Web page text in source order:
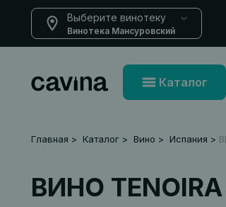
Выберите винотеку
Винотека Мансуровский
Каталог
Главная Каталог Вино Испания
ВИНО